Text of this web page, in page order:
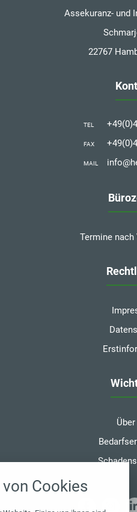
Assekuranz- und
22767
TEL
FAX
MAIL
Termine nach
Cookies
alle verwendeten Cookies und